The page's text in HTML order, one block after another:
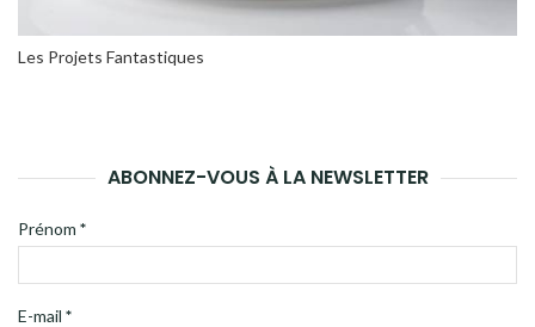
Les Projets Fantastiques
ABONNEZ-VOUS À LA NEWSLETTER
Prénom *
E-mail *